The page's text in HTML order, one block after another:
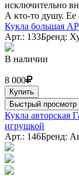
исключительно
А кто-то душу. Ее
Кукла большая
Арт.: 133Бренд:
В наличии
8 000
Купить
Быстрый просмотр
Кукла авторская
игрушкой
Арт.: 146Бренд: